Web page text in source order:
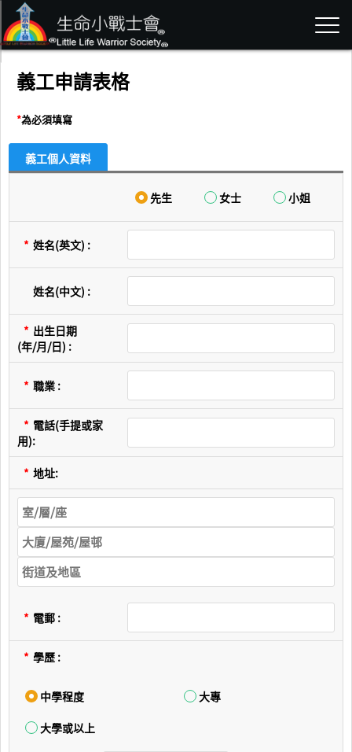
義工申請表格
*為必須填寫
義工個人資料
先生 女士 小姐
* 姓名(英文) :
姓名(中文) :
* 出生日期
(年/月/日) :
* 職業 :
* 電話(手提或家
用):
* 地址:
* 電郵 :
* 學歷 :
中學程度
大專
大學或以上